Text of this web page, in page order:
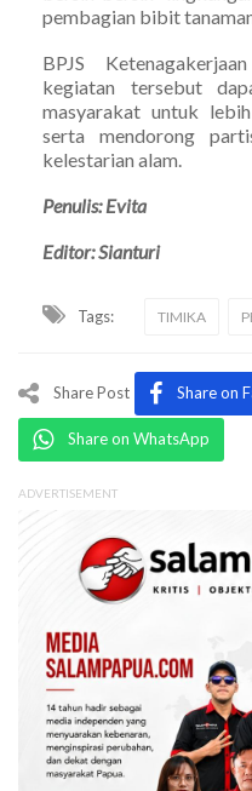
pembagian bibit
BPJS
kegiatan tersebut
masyarakat untuk
serta mendorong
kelestarian alam.
Penulis: Evita
Editor: Sianturi
Tags: TIMIKA
Share Post Share on
Share on WhatsApp
ADVERTISEMENT